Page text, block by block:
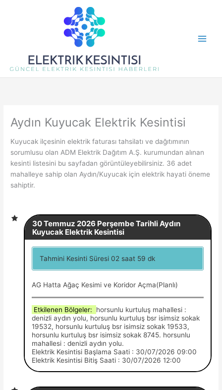
Aydın Kuyucak Elektrik Kesintisi
Kuyucak ilçesinin elektrik faturası tahsilatı ve dağıtımının
sorumlusu olan ADM Elektrik Dağıtım A.Ş. kurumundan alınan
kesinti listesini bu sayfadan görüntüleyebilirsiniz. 36 adet
mahalleye sahip olan Aydın/Kuyucak için elektrik hayati öneme
sahiptir.
30 Temmuz 2026 Perşembe Tarihli Aydın
Kuyucak Elektrik Kesintisi
Tahmini Kesinti Süresi 02 saat 59 dk
AG Hatta Ağaç Kesimi ve Koridor Açma(Planlı)
Etkilenen Bölgeler: horsunlu kurtuluş mahallesi :
denizli aydın yolu, horsunlu kurtuluş bsr isimsiz sokak
19532, horsunlu kurtuluş bsr isimsiz sokak 19533,
horsunlu kurtuluş bsr isimsiz sokak 8745. horsunlu
mahallesi : denizli aydın yolu.
Elektrik Kesintisi Başlama Saati : 30/07/2026 09:00
Elektrik Kesintisi Bitiş Saati : 30/07/2026 12:00